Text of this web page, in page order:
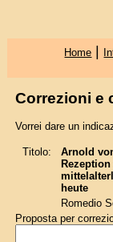
Home |
Correzioni e
Vorrei dare un
Titolo:
Arnold
heute
Romedio
Proposta per